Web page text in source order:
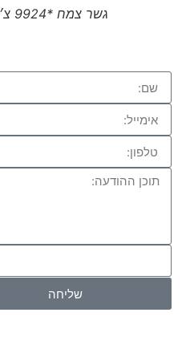
גשר צמח *9924 צ׳יטו טיגו 8 פרו המותג הסיני הגיע לצפון
שליחה